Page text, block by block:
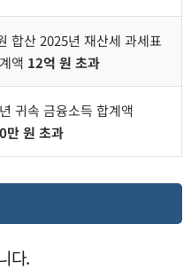
합산 2025년 재산세 과세표
액 12억 원 초과
귀속 금융소득 합계액
만 원 초과
다.